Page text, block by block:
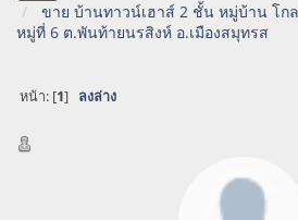
ขาย บ้านทาวน์เฮาส์ 2 ชั้น หมู่บ้าน โก
หมู่ที่ 6 ต.พันท้ายนรสิงห์ อ.เมืองสมุทรส
หน้า: [1] ลงล่าง